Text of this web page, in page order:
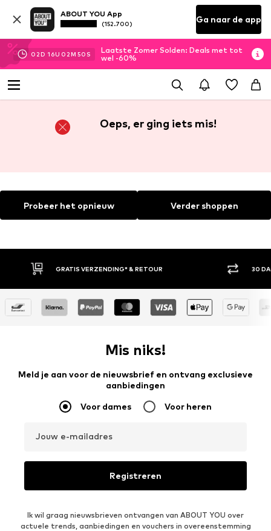
ABOUT YOU App
(152.700) Ga naar de app
02D 16U 02M 49 S
Laatste Zomer Solden: Deals met tot
wel -60%
Oeps, er ging iets mis!
Probeer het opnieuw Verder shoppen
GRATIS VERZENDING* & RETOUR 30
Mis niks!
Meld je aan voor de nieuwsbrief en ontvang exclusieve
aanbiedingen
Voor dames Voor heren
Jouw e-mailadres
Registreren
Ik wil graag nieuwsbrieven ontvangen van ABOUT YOU over
actuele trends, aanbiedingen en vouchers in overeenstemming